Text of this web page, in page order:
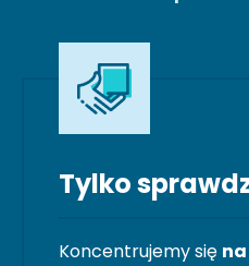
Tylko
Koncentrujemy się